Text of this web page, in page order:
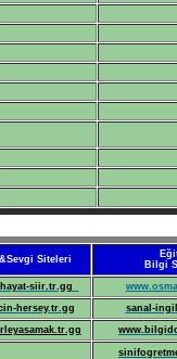
Siteleri
Bilgi
siir.tr.gg
hersey.tr.gg
sanal-